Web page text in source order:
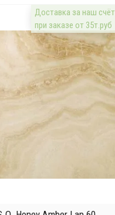
Доставка за наш счёт
при заказе от 35т.руб